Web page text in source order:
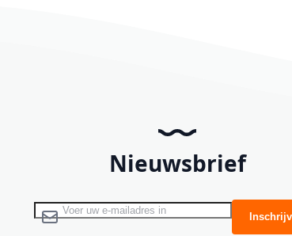
Nieuwsbrief
Abonneer u op onze nieuwsbrief